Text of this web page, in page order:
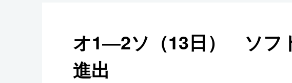
国際
社会
オ1―2ソ（13日） ソフ
進出